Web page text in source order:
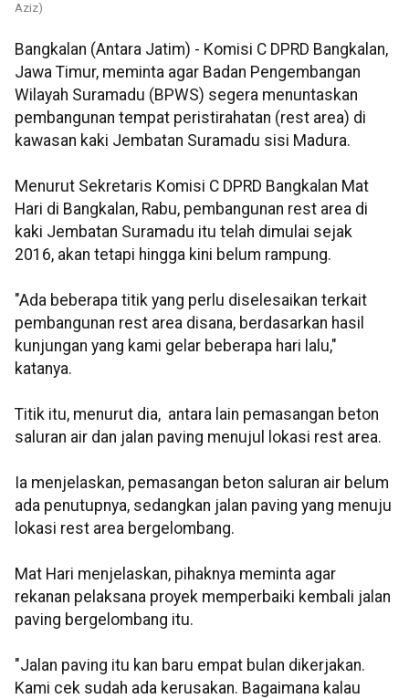
Aziz)
Bangkalan (Antara Jatim) - Komisi C DPRD Bangkalan,
Jawa Timur, meminta agar Badan Pengembangan
Wilayah Suramadu (BPWS) segera menuntaskan
pembangunan tempat peristirahatan (rest area) di
kawasan kaki Jembatan Suramadu sisi Madura.
Menurut Sekretaris Komisi C DPRD Bangkalan Mat
Hari di Bangkalan, Rabu, pembangunan rest area di
kaki Jembatan Suramadu itu telah dimulai sejak
2016, akan tetapi hingga kini belum rampung.
"Ada beberapa titik yang perlu diselesaikan terkait
pembangunan rest area disana, berdasarkan hasil
kunjungan yang kami gelar beberapa hari lalu,"
katanya.
Titik itu, menurut dia, antara lain pemasangan beton
saluran air dan jalan paving menujul lokasi rest area.
Ia menjelaskan, pemasangan beton saluran air belum
ada penutupnya, sedangkan jalan paving yang menuju
lokasi rest area bergelombang.
Mat Hari menjelaskan, pihaknya meminta agar
rekanan pelaksana proyek memperbaiki kembali jalan
paving bergelombang itu.
"Jalan paving itu kan baru empat bulan dikerjakan.
Kami cek sudah ada kerusakan. Bagaimana kalau